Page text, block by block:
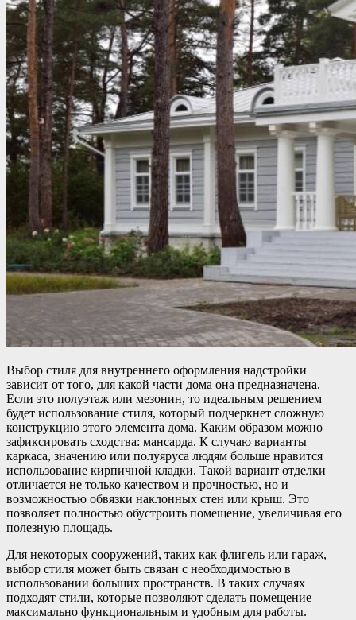
Выбор стиля для внутреннего оформления надстройки
зависит от того, для какой части дома она предназначена.
Если это полуэтаж или мезонин, то идеальным решением
будет использование стиля, который подчеркнет сложную
конструкцию этого элемента дома. Каким образом можно
зафиксировать сходства: мансарда. К случаю варианты
каркаса, значению или полуяруса людям больше нравится
использование кирпичной кладки. Такой вариант отделки
отличается не только качеством и прочностью, но и
возможностью обвязки наклонных стен или крыш. Это
позволяет полностью обустроить помещение, увеличивая его
полезную площадь.
Для некоторых сооружений, таких как флигель или гараж,
выбор стиля может быть связан с необходимостью в
использовании больших пространств. В таких случаях
подходят стили, которые позволяют сделать помещение
максимально функциональным и удобным для работы.